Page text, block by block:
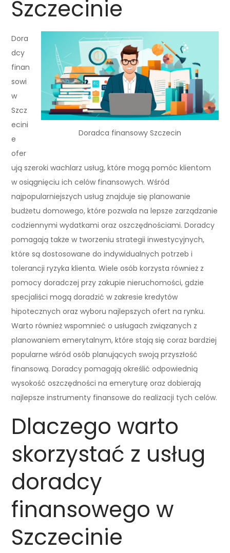
Szczecinie
Doradca finansowy Szczecin
Dora
dcy
finan
sowi
w
Szcz
ecini
e
ofer
ują szeroki wachlarz usług, które mogą pomóc klientom
w osiągnięciu ich celów finansowych. Wśród
najpopularniejszych usług znajduje się planowanie
budżetu domowego, które pozwala na lepsze zarządzanie
codziennymi wydatkami oraz oszczędnościami. Doradcy
pomagają także w tworzeniu strategii inwestycyjnych,
które są dostosowane do indywidualnych potrzeb i
tolerancji ryzyka klienta. Wiele osób korzysta również z
pomocy doradczej przy zakupie nieruchomości, gdzie
specjaliści mogą doradzić w zakresie kredytów
hipotecznych oraz wyboru najlepszych ofert na rynku.
Warto również wspomnieć o usługach związanych z
planowaniem emerytalnym, które stają się coraz bardziej
popularne wśród osób planujących swoją przyszłość
finansową. Doradcy pomagają określić odpowiednią
wysokość oszczędności na emeryturę oraz dobierają
najlepsze instrumenty finansowe do realizacji tych celów.
Dlaczego warto
skorzystać z usług
doradcy
finansowego w
Szczecinie